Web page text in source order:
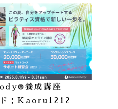
養成講座
ド：Kaoru1212